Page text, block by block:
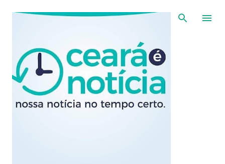
Pular para o conteúdo principal